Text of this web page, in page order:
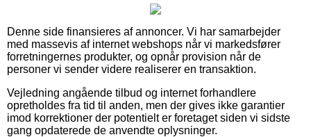
Denne side finansieres af annoncer. Vi har samarbejder
med massevis af internet webshops når vi markedsfører
forretningernes produkter, og opnår provision når de
personer vi sender videre realiserer en transaktion.
Vejledning angående tilbud og internet forhandlere
opretholdes fra tid til anden, men der gives ikke garantier
imod korrektioner der potentielt er foretaget siden vi sidste
gang opdaterede de anvendte oplysninger.